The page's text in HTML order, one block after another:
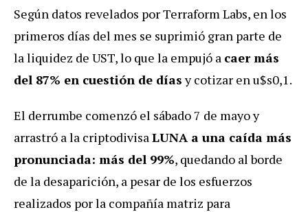
Según datos revelados por Terraform Labs, en los
primeros días del mes se suprimió gran parte de
la liquidez de UST, lo que la empujó a caer más
del 87% en cuestión de díasy cotizar en u$s0,1.
El derrumbe comenzó el sábado 7 de mayo y
arrastró a la criptodivisaLUNA a una caída más
pronunciada: más del 99%, quedando al borde
de la desaparición, a pesar de los esfuerzos
realizados por la compañía matriz para